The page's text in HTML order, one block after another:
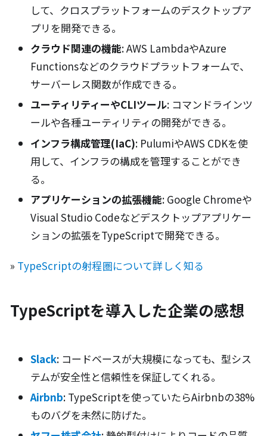
して、クロスプラットフォームのデスクトップア
プリを開発できる。
クラウド関連の機能: AWS LambdaやAzure
Functionsなどのクラウドプラットフォームで、
サーバーレス関数が作成できる。
ユーティリティーやCLIツール: コマンドラインツ
ールや各種ユーティリティの開発ができる。
インフラ構成管理(IaC): PulumiやAWS CDKを使
用して、インフラの構成を管理することができ
る。
アプリケーションの拡張機能: Google Chromeや
Visual Studio Codeなどデスクトップアプリケー
ションの拡張をTypeScriptで開発できる。
» TypeScriptの射程圏について詳しく知る
TypeScriptを導入した企業の感想
Slack: コードベースが大規模になっても、型シス
テムが安全性と信頼性を保証してくれる。
Airbnb: TypeScriptを使っていたらAirbnbの38%
ものバグを未然に防げた。